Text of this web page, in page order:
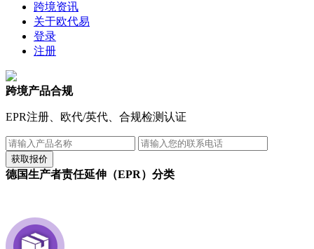
跨境资讯
关于欧代易
登录
注册
跨境产品合规
EPR注册、欧代/英代、合规检测认证
德国生产者责任延伸（EPR）分类